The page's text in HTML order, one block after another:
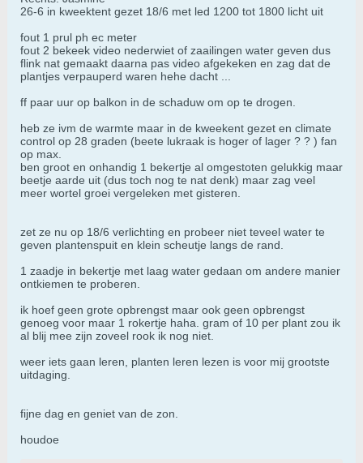
26-6 in kweektent gezet 18/6 met led 1200 tot 1800 licht uit
fout 1 prul ph ec meter
fout 2 bekeek video nederwiet of zaailingen water geven dus
flink nat gemaakt daarna pas video afgekeken en zag dat de
plantjes verpauperd waren hehe dacht ...
ff paar uur op balkon in de schaduw om op te drogen.
heb ze ivm de warmte maar in de kweekent gezet en climate
control op 28 graden (beete lukraak is hoger of lager ? ? ) fan
op max.
ben groot en onhandig 1 bekertje al omgestoten gelukkig maar
beetje aarde uit (dus toch nog te nat denk) maar zag veel
meer wortel groei vergeleken met gisteren.
zet ze nu op 18/6 verlichting en probeer niet teveel water te
geven plantenspuit en klein scheutje langs de rand.
1 zaadje in bekertje met laag water gedaan om andere manier
ontkiemen te proberen.
ik hoef geen grote opbrengst maar ook geen opbrengst
genoeg voor maar 1 rokertje haha. gram of 10 per plant zou ik
al blij mee zijn zoveel rook ik nog niet.
weer iets gaan leren, planten leren lezen is voor mij grootste
uitdaging.
fijne dag en geniet van de zon.
houdoe